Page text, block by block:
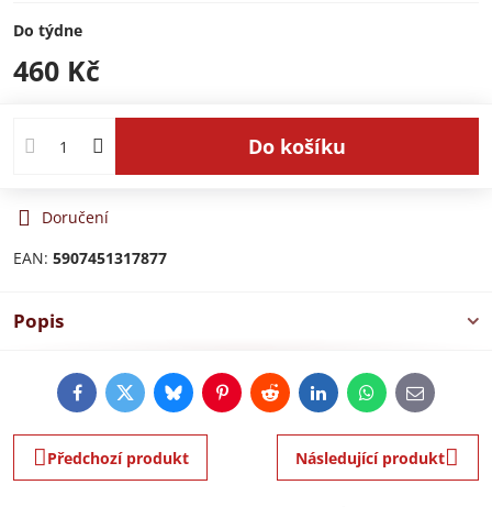
Do týdne
460 Kč
Do košíku
Doručení
EAN: 5907451317877
Popis
FacebookTwitterBlueskyPinterestRedditLinkedInWhatsApp
E-
mail
Předchozí produkt Následující produkt